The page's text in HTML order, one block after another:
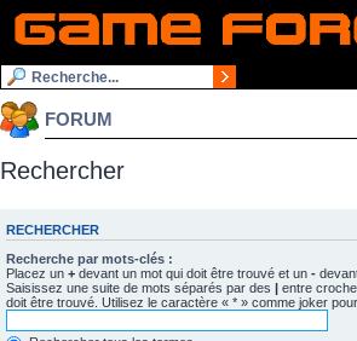
FORUM
Rechercher
RECHERCHER
Recherche par mots-clés :
Placez un + devant un mot qui doit être trouvé et un -
Saisissez une suite de mots séparés par des | entre
doit être trouvé. Utilisez le caractère « * » comme joker